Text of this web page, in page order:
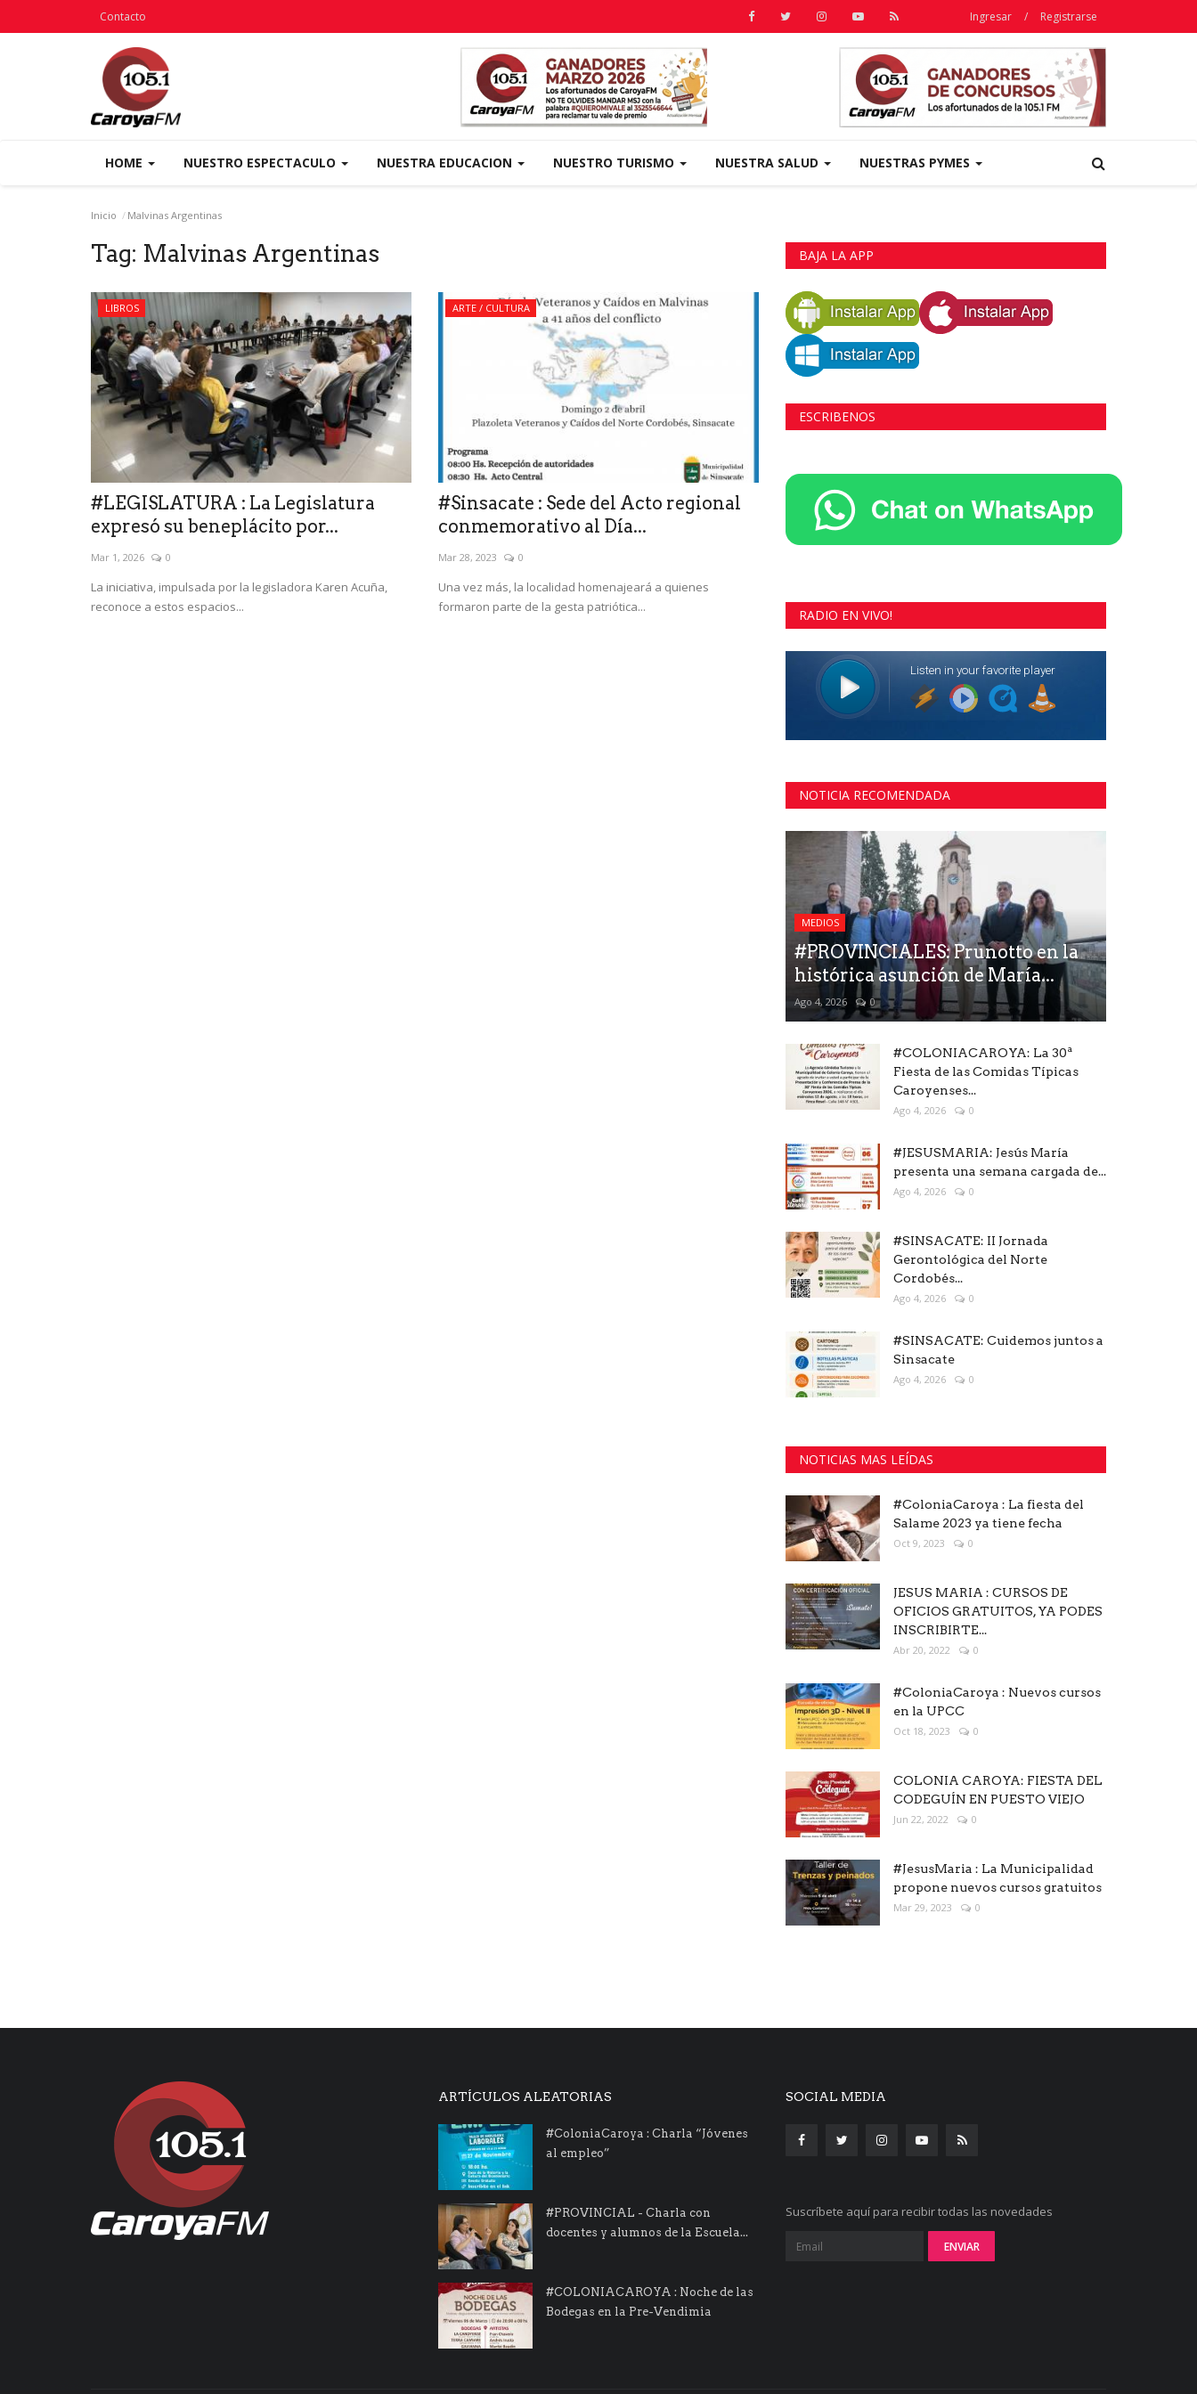
Contacto Ingresar / Registrarse
HOME NUESTRO ESPECTACULO NUESTRA EDUCACION NUESTRO TURISMO NUESTRA SALUD NUESTRAS PYMES
Inicio Malvinas Argentinas
Tag: Malvinas Argentinas
LIBROS
#LEGISLATURA : La Legislatura
expresó su beneplácito por...
Mar 1, 2026 0
La iniciativa, impulsada por la legisladora Karen Acuña,
reconoce a estos espacios...
ARTE / CULTURA
#Sinsacate : Sede del Acto regional
conmemorativo al Día...
Mar 28, 2023 0
Una vez más, la localidad homenajeará a quienes
formaron parte de la gesta patriótica...
BAJA LA APP
ESCRIBENOS
RADIO EN VIVO!
NOTICIA RECOMENDADA
MEDIOS
#PROVINCIALES: Prunotto en la
histórica asunción de María...
Ago 4, 2026 0
#COLONIACAROYA: La 30ª
Fiesta de las Comidas Típicas
Caroyenses...
Ago 4, 2026 0
#JESUSMARIA: Jesús María
presenta una semana cargada de...
Ago 4, 2026 0
#SINSACATE: II Jornada
Gerontológica del Norte
Cordobés...
Ago 4, 2026 0
#SINSACATE: Cuidemos juntos a
Sinsacate
Ago 4, 2026 0
NOTICIAS MAS LEÍDAS
#ColoniaCaroya : La fiesta del
Salame 2023 ya tiene fecha
Oct 9, 2023 0
JESUS MARIA : CURSOS DE
OFICIOS GRATUITOS, YA PODES
INSCRIBIRTE...
Abr 20, 2022 0
#ColoniaCaroya : Nuevos cursos
en la UPCC
Oct 18, 2023 0
COLONIA CAROYA: FIESTA DEL
CODEGUÍN EN PUESTO VIEJO
Jun 22, 2022 0
#JesusMaria : La Municipalidad
propone nuevos cursos gratuitos
Mar 29, 2023 0
ARTÍCULOS ALEATORIAS
#ColoniaCaroya : Charla “Jóvenes
al empleo”
#PROVINCIAL - Charla con
docentes y alumnos de la Escuela...
#COLONIACAROYA : Noche de las
Bodegas en la Pre-Vendimia
SOCIAL MEDIA
Suscríbete aquí para recibir todas las novedades